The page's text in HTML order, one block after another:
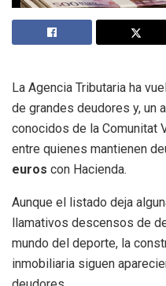
La Agencia Tributaria ha
de grandes deudores y, un
conocidos de la Comunitat
entre quienes mantienen
euros con Hacienda.
Aunque el listado deja
llamativos descensos de
mundo del deporte, la
inmobiliaria siguen